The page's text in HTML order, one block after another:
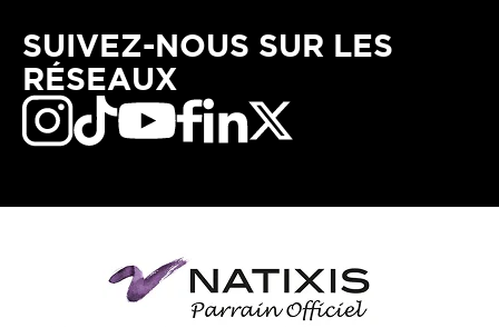
SUIVEZ-NOUS SUR LES
RÉSEAUX